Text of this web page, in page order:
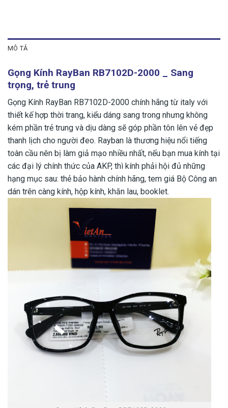
MÔ TẢ
Gọng Kính RayBan RB7102D-2000 _ Sang
trọng, trẻ trung
Gọng Kính RayBan RB7102D-2000 chính hãng từ italy với
thiết kế hợp thời trang, kiểu dáng sang trong nhưng không
kém phần trẻ trung và dịu dàng sẽ góp phần tôn lên vẻ đẹp
thanh lịch cho người đeo. Rayban là thương hiệu nổi tiếng
toàn cầu nên bị làm giả mạo nhiều nhất, nếu bạn mua kính tại
các đại lý chính thức của AKP, thì kính phải hội đủ những
hạng mục sau: thẻ bảo hành chính hãng, tem giá Bộ Công an
dán trên càng kính, hộp kính, khăn lau, booklet.